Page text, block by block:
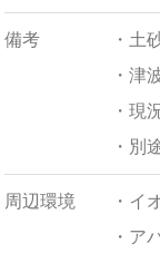
備考
・土
・津
・現
・別
周辺環境
・イ
・ア